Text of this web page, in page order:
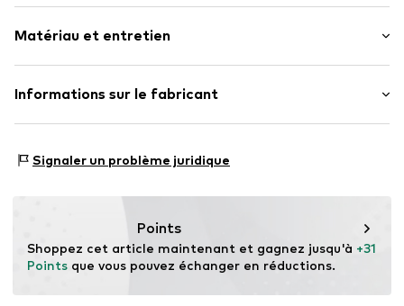
Invisible
Bretelles normales
Avec armatures
Lanières réglables
Matériau et entretien
Matériau supérieur : 80% Polyamid - PA, 20% Élasthane
Informations sur le fabricant
22179 Hamburg
Signaler un problème juridique
Points
Shoppez cet article maintenant et gagnez jusqu'à +31
Points que vous pouvez échanger en réductions.